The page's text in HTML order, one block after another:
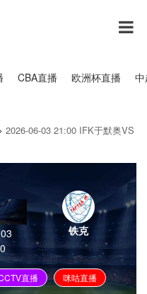
CBA直播 欧洲杯直播
2026-06-03 21:00 IFK于默奥VS
铁克
直播 咪咕直播